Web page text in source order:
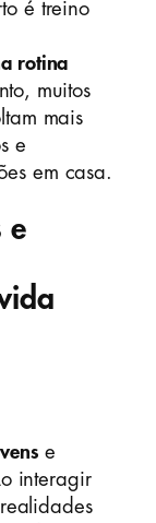
é treino
rotina
muitos
mais
e
em casa.
e
e
interagir